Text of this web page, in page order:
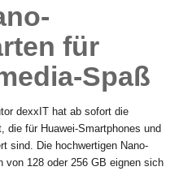
für
Spaß
dexxIT hat ab sofort die
die für Huawei-Smartphones und
sind. Die hochwertigen Nano-
von 128 oder 256 GB eignen sich